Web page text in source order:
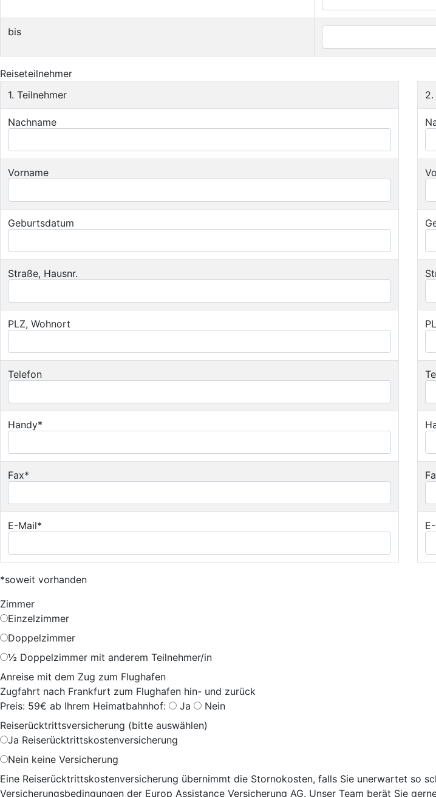
bis
Reiseteilnehmer
1. Teilnehmer
Nachname
Vorname
Geburtsdatum
Straße, Hausnr.
PLZ, Wohnort
Telefon
Handy*
Fax*
E-Mail*
2.
*soweit vorhanden
Zimmer
Einzelzimmer
Doppelzimmer
½ Doppelzimmer mit anderem Teilnehmer/in
Anreise mit dem Zug zum Flughafen
Zugfahrt nach Frankfurt zum Flughafen hin- und zurück
Preis: 59€ ab Ihrem Heimatbahnhof:
Ja
Nein
Reiserücktrittsversicherung (bitte auswählen)
Ja Reiserücktrittskostenversicherung
Nein keine Versicherung
Eine Reiserücktrittskostenversicherung übernimmt die Stornokosten, falls Sie unerwartet so
Versicherungsbedingungen der Europ Assistance Versicherung AG. Unser Team berät Sie